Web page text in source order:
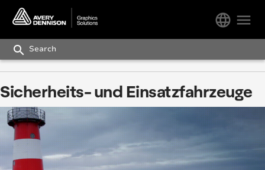
menu
language
search
Sicherheits- und Einsatzfahrzeuge